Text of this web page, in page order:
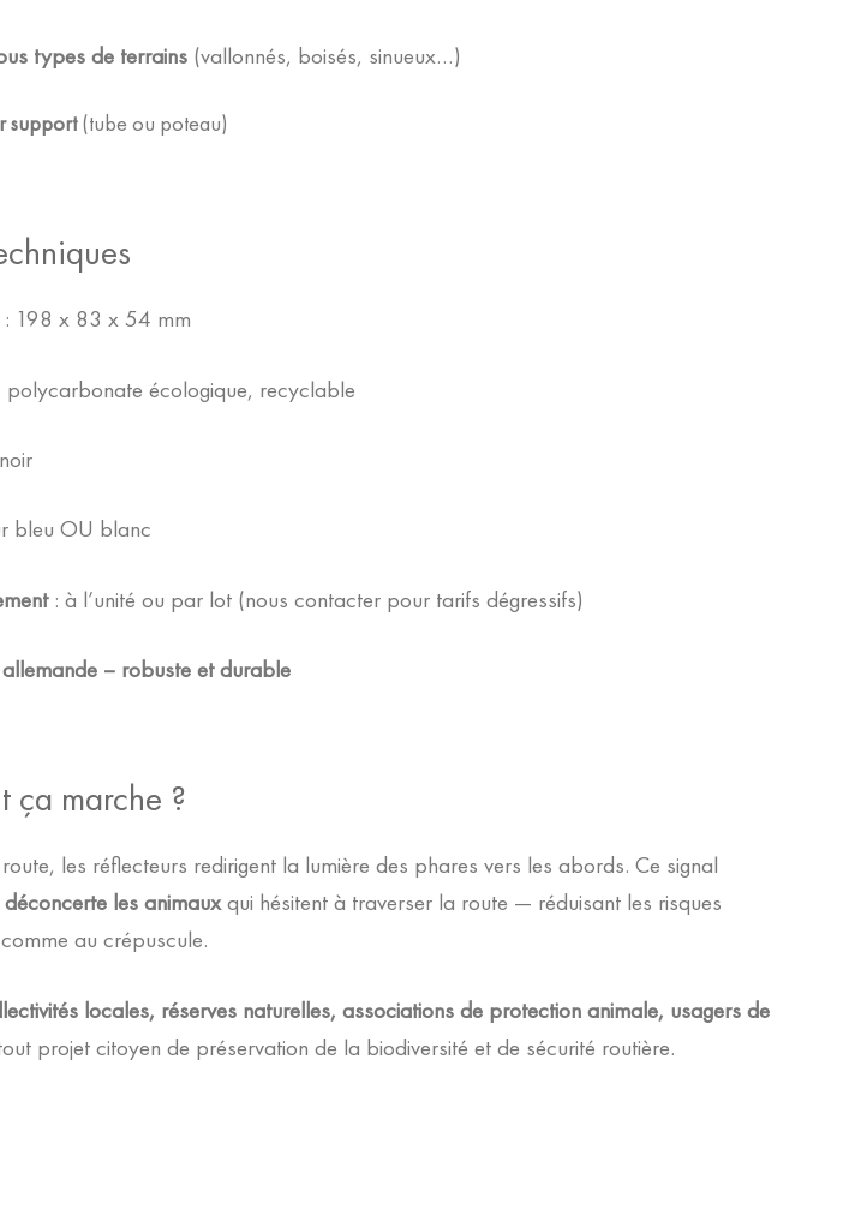
types de terrains(vallonnés, boisés, sinueux…)
support(tube ou poteau)
198 x 83 x 54 mm
écologique, recyclable
bleu OU blanc
: à l’unité ou par lot (nous contacter pour tarifs dégressifs)
– robuste et durable
ça marche ?
les réflecteurs redirigent la lumière des phares vers les abords. Ce signal
déconcerte les animauxqui hésitent à traverser la route — réduisant les risques
au crépuscule.
locales, réserves naturelles, associations de protection animale, usagers de
projet citoyen de préservation de la biodiversité et de sécurité routière.